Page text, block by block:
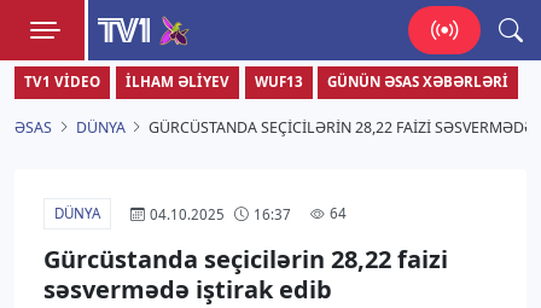
TV1
Zamanı bizimlə yaşa!
TV1 VIDEO İLHAM ƏLIYEV WUF13 GÜNÜN ƏSAS XƏBƏRLƏRI
ƏSAS DÜNYA GÜRCÜSTANDA SEÇICILƏRIN 28,22 FAIZI SƏSVERMƏDƏ
DÜNYA 04.10.2025 16:37 64
Gürcüstanda seçicilərin 28,22 faizi
səsvermədə iştirak edib